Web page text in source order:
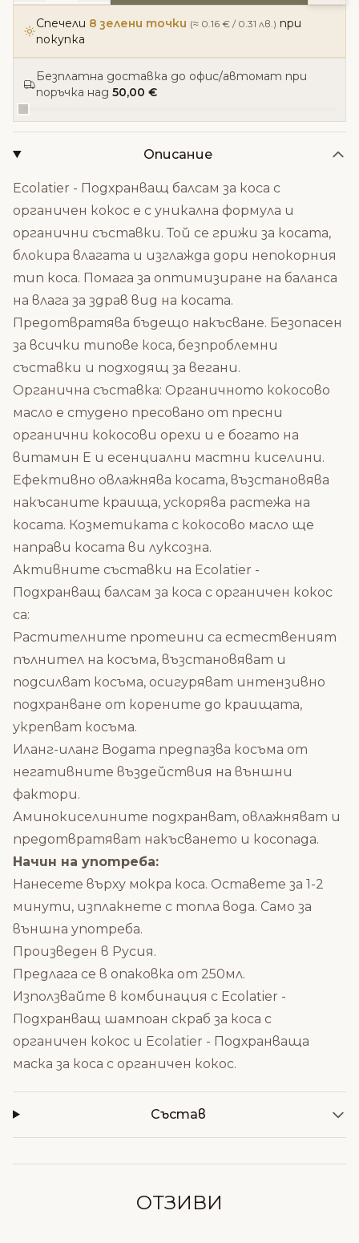
Спечели 8 зелени точки (≈ 0.16 € / 0.31 лв.) при
покупка
Безплатна доставка до офис/автомат при
поръчка над 50,00 €
Описание
Ecolatier - Подхранващ балсам за коса с
органичен кокос е с уникална формула и
органични съставки. Той се грижи за косата,
блокира влагата и изглажда дори непокорния
тип коса. Помага за оптимизиране на баланса
на влага за здрав вид на косата.
Предотвратява бъдещо накъсване. Безопасен
за всички типове коса, безпроблемни
съставки и подходящ за вегани.
Органична съставка: Органичното кокосово
масло е студено пресовано от пресни
органични кокосови орехи и е богато на
витамин Е и есенциални мастни киселини.
Ефективно овлажнява косата, възстановява
накъсаните краища, ускорява растежа на
косата. Козметиката с кокосово масло ще
направи косата ви луксозна.
Активните съставки на Ecolatier -
Подхранващ балсам за коса с органичен кокос
са:
Растителните протеини са естественият
пълнител на косъма, възстановяват и
подсилват косъма, осигуряват интензивно
подхранване от корените до краищата,
укрепват косъма.
Иланг-иланг Водата предпазва косъма от
негативните въздействия на външни
фактори.
Аминокиселините подхранват, овлажняват и
предотвратяват накъсването и косопада.
Начин на употреба:
Нанесете върху мокра коса. Оставете за 1-2
минути, изплакнете с топла вода. Само за
външна употреба.
Произведен в Русия.
Предлага се в опаковка от 250мл.
Използвайте в комбинация с Ecolatier -
Подхранващ шампоан скраб за коса с
органичен кокос и Ecolatier - Подхранваща
маска за коса с органичен кокос.
Състав
ОТЗИВИ